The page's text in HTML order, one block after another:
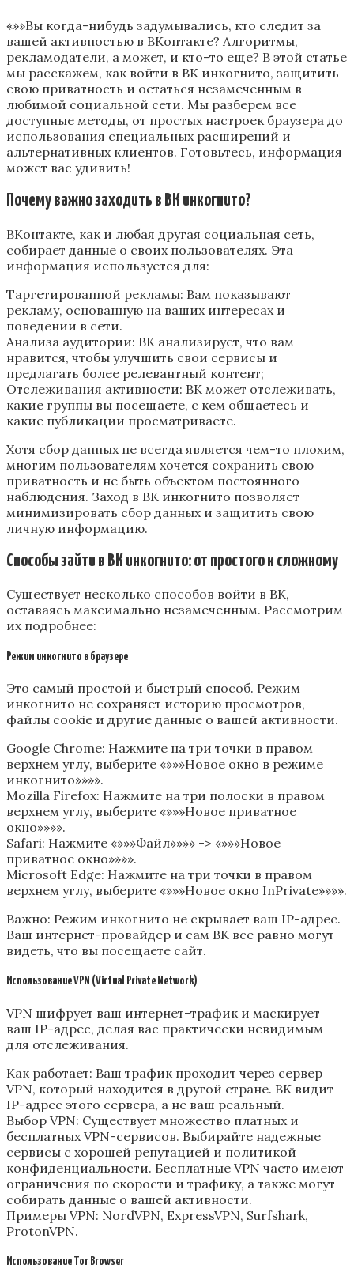
«»»Вы когда-нибудь задумывались, кто следит за
вашей активностью в ВКонтакте? Алгоритмы,
рекламодатели, а может, и кто-то еще? В этой статье
мы расскажем, как войти в ВК инкогнито, защитить
свою приватность и остаться незамеченным в
любимой социальной сети. Мы разберем все
доступные методы, от простых настроек браузера до
использования специальных расширений и
альтернативных клиентов. Готовьтесь, информация
может вас удивить!
Почему важно заходить в ВК инкогнито?
ВКонтакте, как и любая другая социальная сеть,
собирает данные о своих пользователях. Эта
информация используется для:
Таргетированной рекламы: Вам показывают
рекламу, основанную на ваших интересах и
поведении в сети.
Анализа аудитории: ВК анализирует, что вам
нравится, чтобы улучшить свои сервисы и
предлагать более релевантный контент;
Отслеживания активности: ВК может отслеживать,
какие группы вы посещаете, с кем общаетесь и
какие публикации просматриваете.
Хотя сбор данных не всегда является чем-то плохим,
многим пользователям хочется сохранить свою
приватность и не быть объектом постоянного
наблюдения. Заход в ВК инкогнито позволяет
минимизировать сбор данных и защитить свою
личную информацию.
Способы зайти в ВК инкогнито: от простого к сложному
Существует несколько способов войти в ВК,
оставаясь максимально незамеченным. Рассмотрим
их подробнее:
Режим инкогнито в браузере
Это самый простой и быстрый способ. Режим
инкогнито не сохраняет историю просмотров,
файлы cookie и другие данные о вашей активности.
Google Chrome: Нажмите на три точки в правом
верхнем углу, выберите «»»»Новое окно в режиме
инкогнито»»»».
Mozilla Firefox: Нажмите на три полоски в правом
верхнем углу, выберите «»»»Новое приватное
окно»»»».
Safari: Нажмите «»»»Файл»»»» -> «»»»Новое
приватное окно»»»».
Microsoft Edge: Нажмите на три точки в правом
верхнем углу, выберите «»»»Новое окно InPrivate»»»».
Важно: Режим инкогнито не скрывает ваш IP-адрес.
Ваш интернет-провайдер и сам ВК все равно могут
видеть, что вы посещаете сайт.
Использование VPN (Virtual Private Network)
VPN шифрует ваш интернет-трафик и маскирует
ваш IP-адрес, делая вас практически невидимым
для отслеживания.
Как работает: Ваш трафик проходит через сервер
VPN, который находится в другой стране. ВК видит
IP-адрес этого сервера, а не ваш реальный.
Выбор VPN: Существует множество платных и
бесплатных VPN-сервисов. Выбирайте надежные
сервисы с хорошей репутацией и политикой
конфиденциальности. Бесплатные VPN часто имеют
ограничения по скорости и трафику, а также могут
собирать данные о вашей активности.
Примеры VPN: NordVPN, ExpressVPN, Surfshark,
ProtonVPN.
Использование Tor Browser